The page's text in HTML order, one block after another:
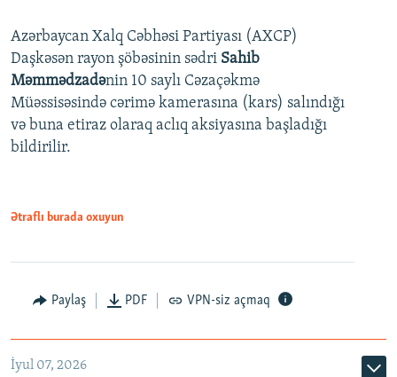
Auto 240p 360p
720p 1080p
360p
720p
1080p
Azərbaycan Xalq Cəbhəsi Partiyası (AXCP)
Daşkəsən rayon şöbəsinin sədri Sahib
Məmmədzadənin 10 saylı Cəzaçəkmə
Müəssisəsində cərimə kamerasına (kars) salındığı
və buna etiraz olaraq aclıq aksiyasına başladığı
bildirilir.
Ətraflı burada oxuyun
Paylaş PDF VPN-siz açmaq
İyul 07, 2026